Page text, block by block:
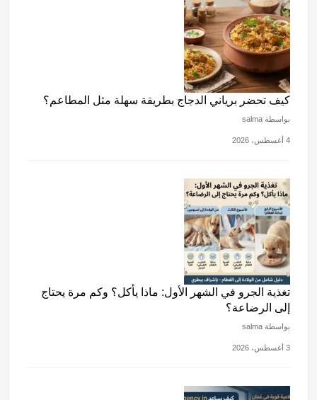
كيف تحضر برياني الدجاج بطريقة سهلة مثل المطاعم؟
بواسطة salma
4 أغسطس، 2026
تغذية الجرو في الشهر الأول: ماذا يأكل؟ وكم مرة يحتاج
إلى الرضاعة؟
بواسطة salma
3 أغسطس، 2026